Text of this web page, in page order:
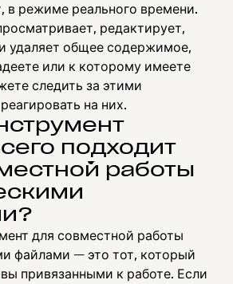
в режиме реального времени.
редактирует,
удаляет общее содержимое,
или к которому имеете
следить за этими
на них.
подходит
работы
для совместной работы
файлами — это тот, который
привязанными к работе. Если